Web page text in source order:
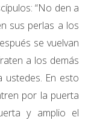
“No den a
sus perlas a los
se vuelvan
a los demás
ustedes. En esto
por la puerta
y amplio el